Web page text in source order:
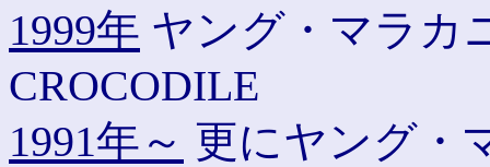
1999年 ヤング・マラカ
CROCODILE
1991年～ 更にヤング・